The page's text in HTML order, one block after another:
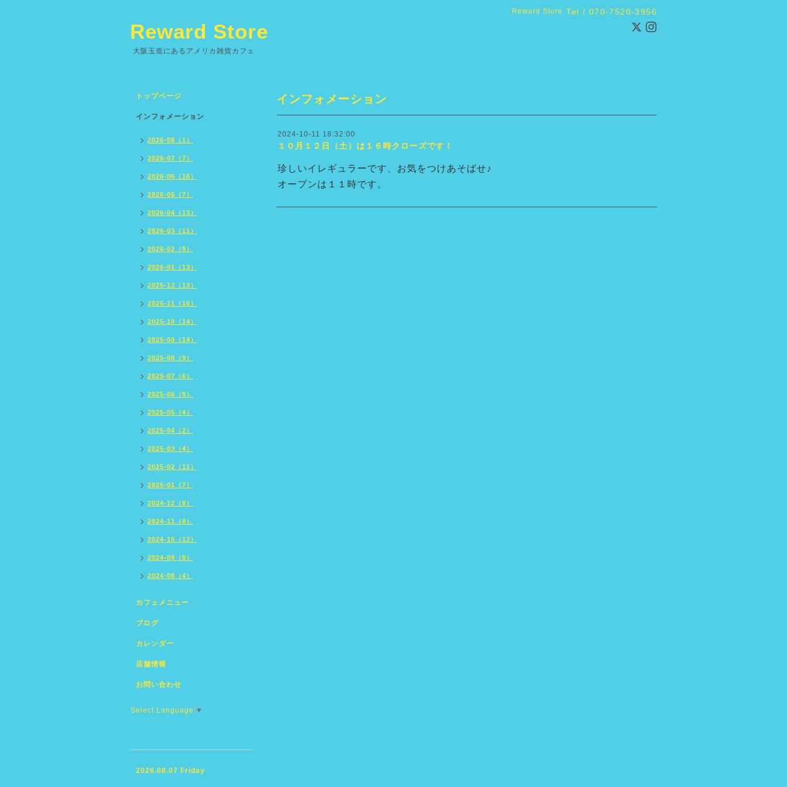
Reward Store Tel / 070-7520-3956
Reward Store
大阪玉造にあるアメリカ雑貨カフェ
インフォメーション
2024-10-11 18:32:00
１０月１２日（土）は１６時クローズです！
珍しいイレギュラーです、お気をつけあそばせ♪
オープンは１１時です。
トップページ
インフォメーション
2026-08（1）
2026-07（7）
2026-06（16）
2026-05（7）
2026-04（13）
2026-03（11）
2026-02（9）
2026-01（13）
2025-12（13）
2025-11（16）
2025-10（14）
2025-09（14）
2025-08（9）
2025-07（6）
2025-06（9）
2025-05（4）
2025-04（2）
2025-03（4）
2025-02（11）
2025-01（7）
2024-12（8）
2024-11（8）
2024-10（12）
2024-09（8）
2024-08（4）
カフェメニュー
ブログ
カレンダー
店舗情報
お問い合わせ
Select Language ▼
2026.08.07 Friday